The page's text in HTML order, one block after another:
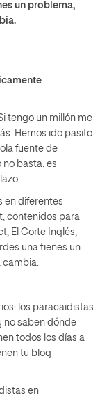
un problema,
tengo un millón me
Hemos ido pasito
fuente de
basta: es
en diferentes
contenidos para
El Corte Inglés,
una tienes un
cambia.
los paracaidistas
no saben dónde
todos los días a
tu blog
en